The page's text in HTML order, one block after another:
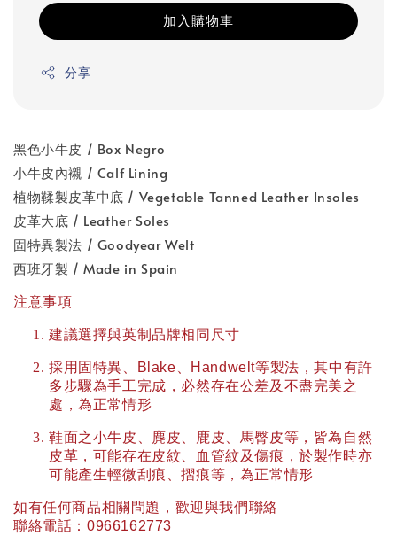
加入購物車
分享
黑色小牛皮 / Box Negro
小牛皮內襯 / Calf Lining
植物鞣製皮革中底 / Vegetable Tanned Leather Insoles
皮革大底 / Leather Soles
固特異製法 / Goodyear Welt
西班牙製 / Made in Spain
注意事項
建議選擇與英制品牌相同尺寸
採用固特異、 Blake Handwelt等製法，其中有許
多步驟為手工完成，必然存在公差及不盡完美之
處，為正常情形
鞋面之小牛皮、麂皮、鹿皮、馬臀皮等，皆為自然
皮革，可能存在皮紋、血管紋及傷痕，於製作時亦
可能產生輕微刮痕、摺痕等，為正常情形
如有任何商品相關問題，歡迎與我們聯絡
聯絡電話： 0966162773